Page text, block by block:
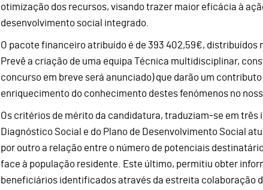
otimização dos recursos, visando trazer maior eficácia à
desenvolvimento social integrado.
O pacote financeiro atribuído é de 393 402,59€, distribuídos
Prevê a criação de uma equipa Técnica multidisciplinar,
concurso em breve será anunciado) que darão um
enriquecimento do conhecimento destes fenómenos no
Os critérios de mérito da candidatura, traduziam-se em três
Diagnóstico Social e do Plano de Desenvolvimento Social
por outro a relação entre o número de potenciais
face à população residente. Este último, permitiu obter
beneficiários identificados através da estreita colaboração